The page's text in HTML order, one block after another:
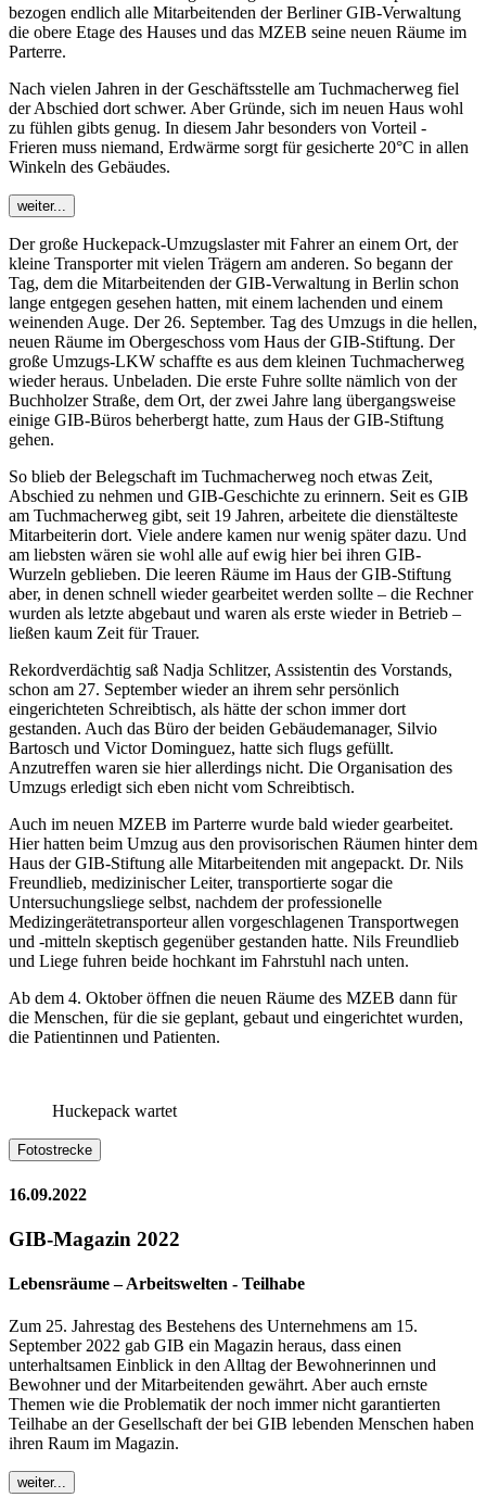
bezogen endlich alle Mitarbeitenden der Berliner GIB-Verwaltung
die obere Etage des Hauses und das MZEB seine neuen Räume im
Parterre.
Nach vielen Jahren in der Geschäftsstelle am Tuchmacherweg fiel
der Abschied dort schwer. Aber Gründe, sich im neuen Haus wohl
zu fühlen gibts genug. In diesem Jahr besonders von Vorteil -
Frieren muss niemand, Erdwärme sorgt für gesicherte 20°C in allen
Winkeln des Gebäudes.
weiter...
Der große Huckepack-Umzugslaster mit Fahrer an einem Ort, der
kleine Transporter mit vielen Trägern am anderen. So begann der
Tag, dem die Mitarbeitenden der GIB-Verwaltung in Berlin schon
lange entgegen gesehen hatten, mit einem lachenden und einem
weinenden Auge. Der 26. September. Tag des Umzugs in die hellen,
neuen Räume im Obergeschoss vom Haus der GIB-Stiftung. Der
große Umzugs-LKW schaffte es aus dem kleinen Tuchmacherweg
wieder heraus. Unbeladen. Die erste Fuhre sollte nämlich von der
Buchholzer Straße, dem Ort, der zwei Jahre lang übergangsweise
einige GIB-Büros beherbergt hatte, zum Haus der GIB-Stiftung
gehen.
So blieb der Belegschaft im Tuchmacherweg noch etwas Zeit,
Abschied zu nehmen und GIB-Geschichte zu erinnern. Seit es GIB
am Tuchmacherweg gibt, seit 19 Jahren, arbeitete die dienstälteste
Mitarbeiterin dort. Viele andere kamen nur wenig später dazu. Und
am liebsten wären sie wohl alle auf ewig hier bei ihren GIB-
Wurzeln geblieben. Die leeren Räume im Haus der GIB-Stiftung
aber, in denen schnell wieder gearbeitet werden sollte – die Rechner
wurden als letzte abgebaut und waren als erste wieder in Betrieb –
ließen kaum Zeit für Trauer.
Rekordverdächtig saß Nadja Schlitzer, Assistentin des Vorstands,
schon am 27. September wieder an ihrem sehr persönlich
eingerichteten Schreibtisch, als hätte der schon immer dort
gestanden. Auch das Büro der beiden Gebäudemanager, Silvio
Bartosch und Victor Dominguez, hatte sich flugs gefüllt.
Anzutreffen waren sie hier allerdings nicht. Die Organisation des
Umzugs erledigt sich eben nicht vom Schreibtisch.
Auch im neuen MZEB im Parterre wurde bald wieder gearbeitet.
Hier hatten beim Umzug aus den provisorischen Räumen hinter dem
Haus der GIB-Stiftung alle Mitarbeitenden mit angepackt. Dr. Nils
Freundlieb, medizinischer Leiter, transportierte sogar die
Untersuchungsliege selbst, nachdem der professionelle
Medizingerätetransporteur allen vorgeschlagenen Transportwegen
und -mitteln skeptisch gegenüber gestanden hatte. Nils Freundlieb
und Liege fuhren beide hochkant im Fahrstuhl nach unten.
Ab dem 4. Oktober öffnen die neuen Räume des MZEB dann für
die Menschen, für die sie geplant, gebaut und eingerichtet wurden,
die Patientinnen und Patienten.
Huckepack wartet
Fotostrecke
16.09.2022
GIB-Magazin 2022
Lebensräume – Arbeitswelten - Teilhabe
Zum 25. Jahrestag des Bestehens des Unternehmens am 15.
September 2022 gab GIB ein Magazin heraus, dass einen
unterhaltsamen Einblick in den Alltag der Bewohnerinnen und
Bewohner und der Mitarbeitenden gewährt. Aber auch ernste
Themen wie die Problematik der noch immer nicht garantierten
Teilhabe an der Gesellschaft der bei GIB lebenden Menschen haben
ihren Raum im Magazin.
weiter...